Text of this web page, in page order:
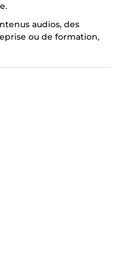
audios, des
ou de formation,